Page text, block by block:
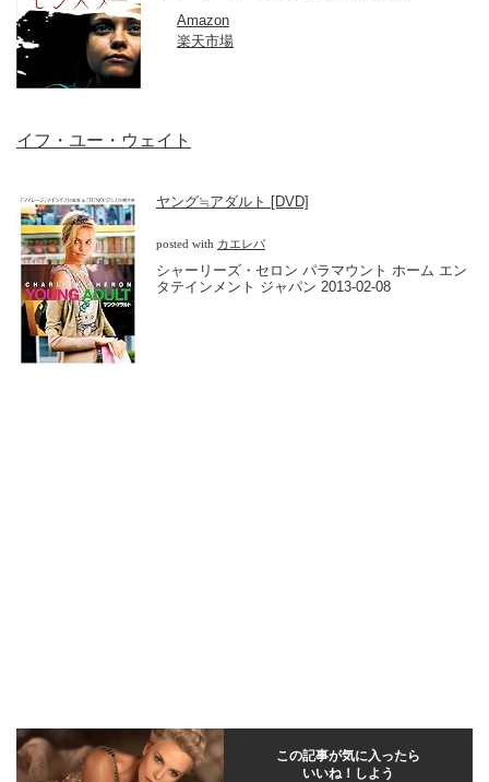
Amazon
楽天市場
イフ・ユー・ウェイト
ヤング≒アダルト [DVD]
posted with カエレバ
シャーリーズ・セロン パラマウント ホーム エン
タテインメント ジャパン 2013-02-08
この記事が気に入ったら
いいね！しよう